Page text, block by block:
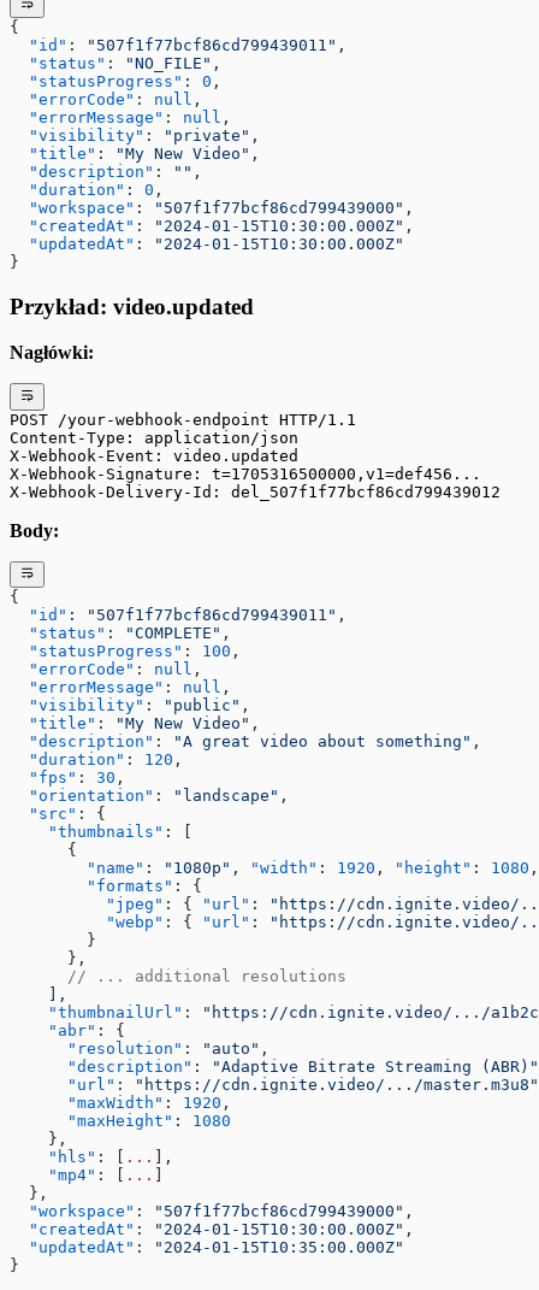
{
  "id"
: "507f1f77bcf86cd799439011" ,
  "status"
: "NO_FILE" ,
  "statusProgress"
: 0 ,
  "errorCode"
: null ,
  "errorMessage"
: null ,
  "visibility"
: "private" ,
  "title"
: "My New Video" ,
  "description"
: "" ,
  "duration"
: 0 ,
  "workspace"
: "507f1f77bcf86cd799439000" ,
  "createdAt"
: "2024-01-15T10:30:00.000Z" ,
  "updatedAt"
:
"2024-01-15T10:30:00.000Z"
}
Przykład: video.updated
Nagłówki:
POST /your-webhook-endpoint HTTP/1.1
Content-Type: application/json
X-Webhook-Event: video.updated
X-Webhook-Signature: t=1705316500000,v1=def456...
X-Webhook-Delivery-Id: del_507f1f77bcf86cd799439012
Body:
{
  "id"
: "507f1f77bcf86cd799439011" ,
  "status"
: "COMPLETE" ,
  "statusProgress"
: 100 ,
  "errorCode"
: null ,
  "errorMessage"
: null ,
  "visibility"
: "public" ,
  "title"
: "My New Video" ,
  "description"
: "A great video about something" ,
  "duration"
: 120 ,
  "fps"
: 30 ,
  "orientation"
: "landscape" ,
  "src"
: {
    "thumbnails"
: [
      {
        "name"
: "1080p" , "width" : 1920 , "height" : 1080 ,
        "formats"
: {
          "jpeg"
: { "url" :
"https://cdn.ignite.video/.../
          "webp"
: { "url" :
"https://cdn.ignite.video/.../
        }
      },
      // ... additional resolutions
    ],
    "thumbnailUrl"
:
"https://cdn.ignite.video/.../
    "abr"
: {
      "resolution"
: "auto" ,
      "description"
:
"Adaptive Bitrate Streaming (ABR)"
      "url"
:
"https://cdn.ignite.video/.../master.m3u8"
      "maxWidth"
: 1920 ,
      "maxHeight"
: 1080
    },
    "hls"
: [ ...
],
    "mp4"
: [ ...
  },
  "workspace"
: "507f1f77bcf86cd799439000" ,
  "createdAt"
: "2024-01-15T10:30:00.000Z" ,
  "updatedAt"
:
"2024-01-15T10:35:00.000Z"
}